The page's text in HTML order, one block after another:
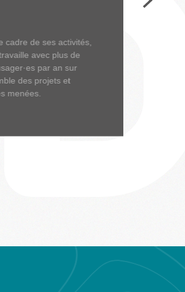
cadre de ses activités,
avec plus de
par an sur
des projets et
menées.